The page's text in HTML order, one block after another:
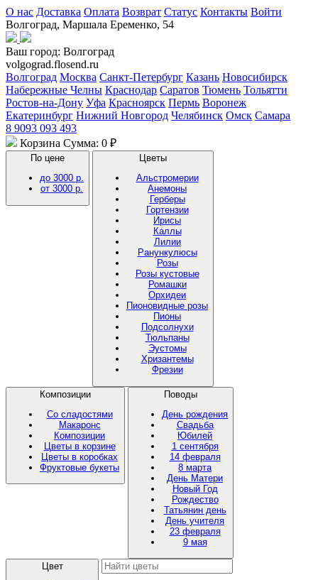
О нас Доставка Оплата Возврат Статус Контакты Войти
Волгоград, Маршала Еременко, 54
Ваш город: Волгоград
volgograd.flosend.ru
Волгоград Москва Санкт-Петербург Казань Новосибирск
Набережные Челны Краснодар Саратов Тюмень Тольятти
Ростов-на-Дону Уфа Красноярск Пермь Воронеж
Екатеринбург Нижний Новгород Челябинск Омск Самара
8 9093 093 493
Корзина Сумма: 0 ₽
По цене
до 3000 р.
от 3000 р.
Цветы
Альстромерии
Анемоны
Герберы
Гортензии
Ирисы
Каллы
Лилии
Ранункулюсы
Розы
Розы кустовые
Ромашки
Орхидеи
Пионовидные розы
Пионы
Подсолнухи
Тюльпаны
Эустомы
Хризантемы
Фрезии
Композиции
Со сладостями
Макаронс
Композиции
Цветы в корзине
Цветы в коробках
Фруктовые букеты
Поводы
День рождения
Свадьба
Юбилей
1 сентября
14 февраля
8 марта
День Матери
Новый Год
Рождество
Татьянин день
День учителя
23 февраля
9 мая
Цвет